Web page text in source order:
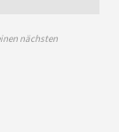
nächsten